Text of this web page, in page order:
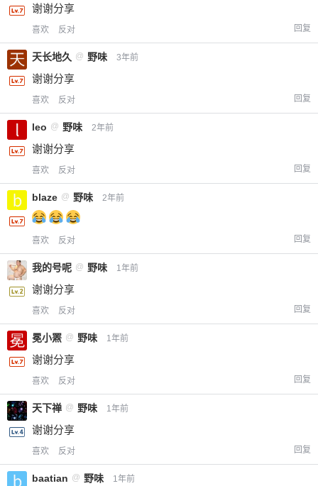
谢谢分享
喜欢 反对 回复
天长地久 @ 野味 3年前
谢谢分享
喜欢 反对 回复
leo @ 野味 2年前
谢谢分享
喜欢 反对 回复
blaze @ 野味 2年前
喜欢 反对 回复
我的号呢 @ 野味 1年前
谢谢分享
喜欢 反对 回复
冕小罴 @ 野味 1年前
谢谢分享
喜欢 反对 回复
天下禅 @ 野味 1年前
谢谢分享
喜欢 反对 回复
baatian @ 野味 1年前